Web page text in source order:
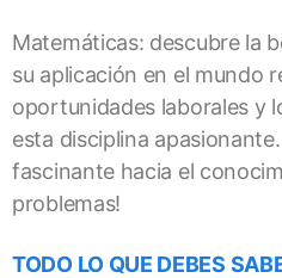
Matemáticas: descubre la
su aplicación en el mundo
oportunidades laborales y
esta disciplina
fascinante hacia el
problemas!
TODO LO QUE DEBES